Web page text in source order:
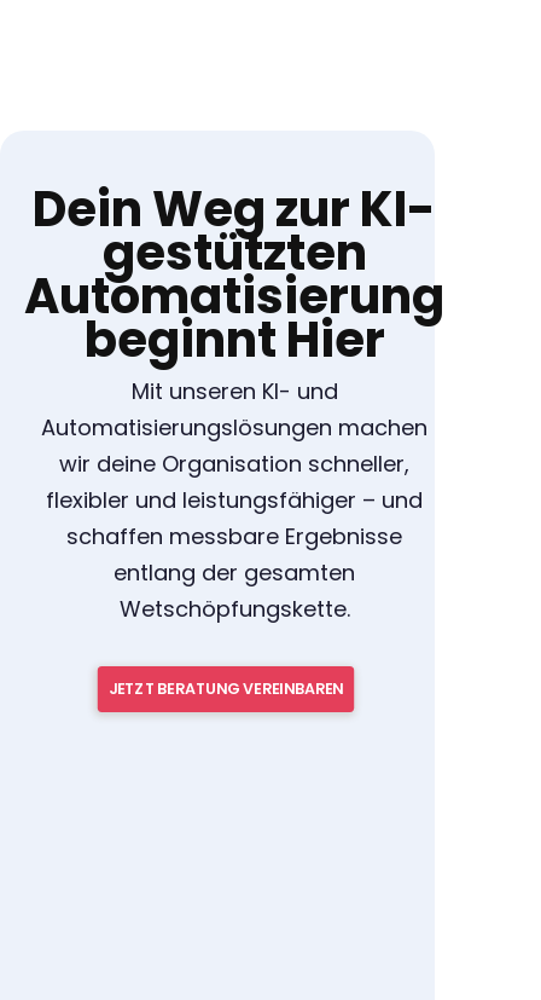
Dein Weg zur KI-
gestützten
Automatisierung
beginnt Hier
Mit unseren KI- und
Automatisierungslösungen machen
wir deine Organisation schneller,
flexibler und leistungsfähiger – und
schaffen messbare Ergebnisse
entlang der gesamten
Wetschöpfungskette.
JETZT BERATUNG VEREINBAREN